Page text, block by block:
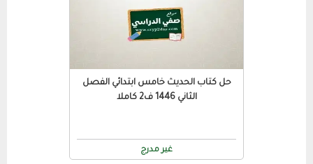
حل كتاب الحديث خامس ابتدائي الفصل
الثاني 1446 ف2 كاملا
غير مدرج